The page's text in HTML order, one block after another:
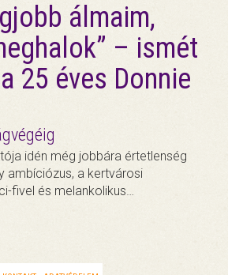
álmaim,
– ismét
25 éves Donnie
idén még jobbára értetlenség
ambíciózus, a kertvárosi
fivel és melankolikus…